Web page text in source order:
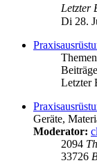
Letzter
Di 28.
Themen
Beiträge
Letzter
Geräte,
Moderator:
2094
33726